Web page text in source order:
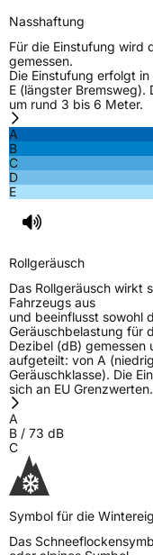
Rollgeräusch (dB)73
FahrzeugklasseC2
3PMSF /
Allgemeine
Nasshaftung
Für die Einstufung wird
gemessen.
Die Einstufung erfolgt
E (längster Bremsweg).
um rund 3 bis 6 Meter.
A
B
C
D
E
Rollgeräusch
Das Rollgeräusch wirkt
Fahrzeugs aus
und beeinflusst sowohl
Geräuschbelastung für
Dezibel (dB) gemessen
aufgeteilt: von A
Geräuschklasse). Die
sich an EU Grenzwerten.
A
B / 73 dB
C
Symbol für die
Das